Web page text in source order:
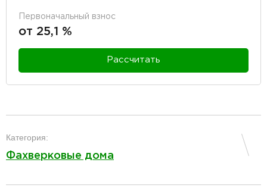
Первоначальный взнос
от 25,1 %
Рассчитать
Категория:
Фахверковые дома